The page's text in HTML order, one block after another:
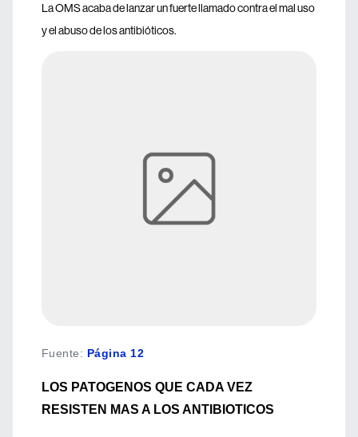
La OMS acaba de lanzar un fuerte llamado contra el mal uso
y el abuso de los antibióticos.
Fuente: Página 12
LOS PATOGENOS QUE CADA VEZ
RESISTEN MAS A LOS ANTIBIOTICOS